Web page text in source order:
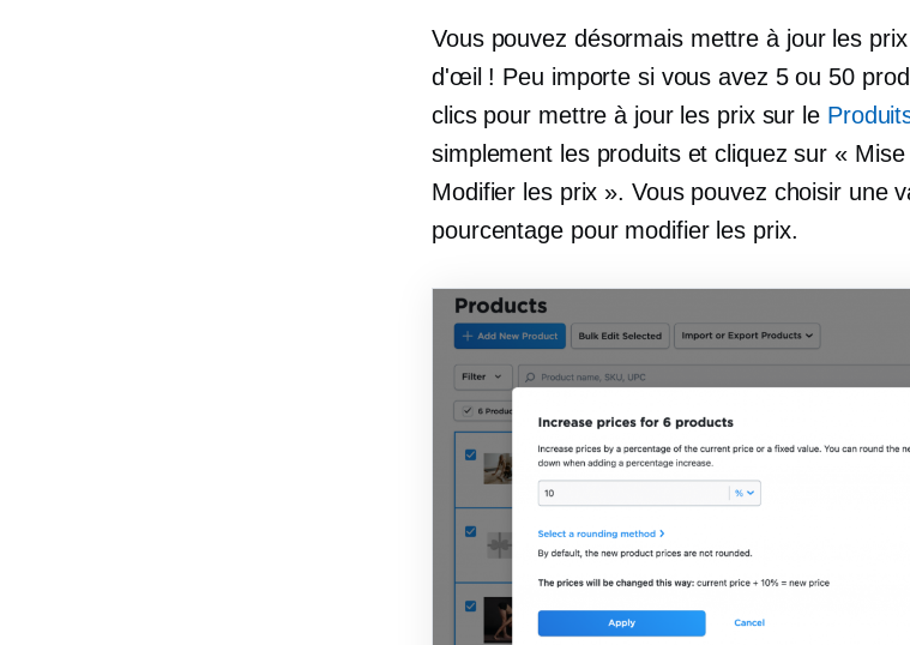
Vous pouvez désormais mettre à jour les
d'œil ! Peu importe si vous avez 5 ou 50
clics pour mettre à jour les prix sur le
simplement les produits et cliquez sur «
Modifier les prix ». Vous pouvez choisir une
pourcentage pour modifier les prix.